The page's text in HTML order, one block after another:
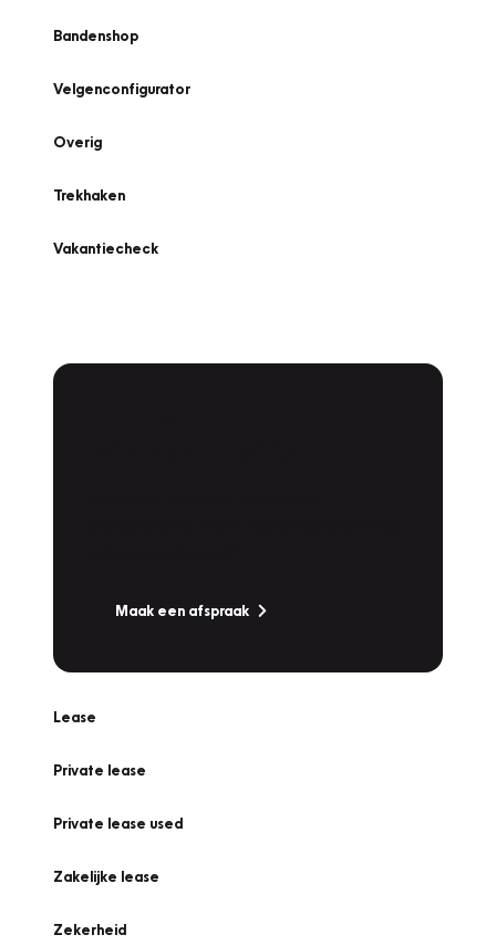
Bandenshop
Velgenconfigurator
Overig
Trekhaken
Vakantiecheck
Maak een afspraak
Lease
Private lease
Private lease used
Zakelijke lease
Zekerheid